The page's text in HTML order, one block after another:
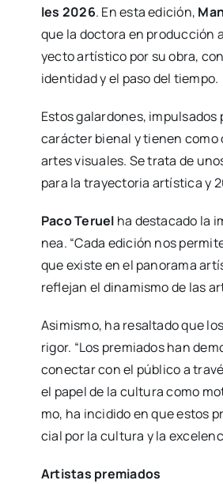
les 2026. En esta edi­ción,
que la doc­to­ra en pro­duc­ción
yec­to artís­ti­co por su obra,
iden­ti­dad y el paso del tiem­po.
Estos galar­do­nes,
carác­ter bie­nal y tie­nen
artes visua­les. Se tra­ta de
para la tra­yec­to­ria artís­ti­ca y
Paco Teruel ha des­ta­ca­do la
nea. “Cada edi­ción nos
que exis­te en el pano­ra­ma
refle­jan el dina­mis­mo de las
Asi­mis­mo, ha resal­ta­do que
rigor. “Los pre­mia­dos han
conec­tar con el públi­co a
el papel de la cul­tu­ra como
mo, ha inci­di­do en que estos
cial por la cul­tu­ra y la
Artis­tas pre­mia­dos